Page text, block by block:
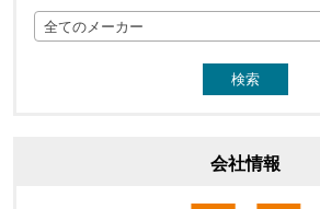
全てのメーカー
会社情報